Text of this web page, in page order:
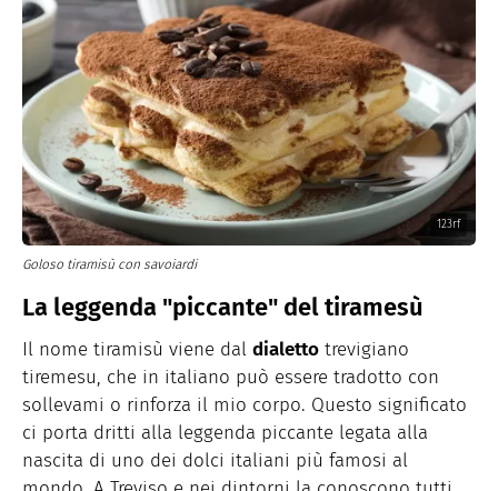
123rf
Goloso tiramisù con savoiardi
La leggenda "piccante" del tiramesù
Il nome tiramisù viene dal dialetto trevigiano
tiremesu, che in italiano può essere tradotto con
sollevami o rinforza il mio corpo. Questo significato
ci porta dritti alla leggenda piccante legata alla
nascita di uno dei dolci italiani più famosi al